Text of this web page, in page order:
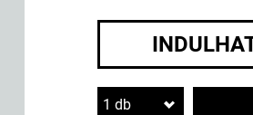
1 db